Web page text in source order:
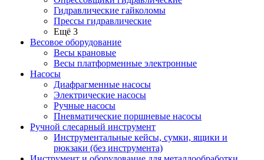
Гидравлические гайколомы
Прессы гидравлические
Ещё 3
Весовое оборудование
Весы крановые
Весы платформенные электронные
Насосы
Диафрагменные насосы
Электрические насосы
Ручные насосы
Пневматические поршневые насосы
Ручной слесарный инструмент
Инструментальные кейсы, сумки, ящики и
рюкзаки (без инструмента)